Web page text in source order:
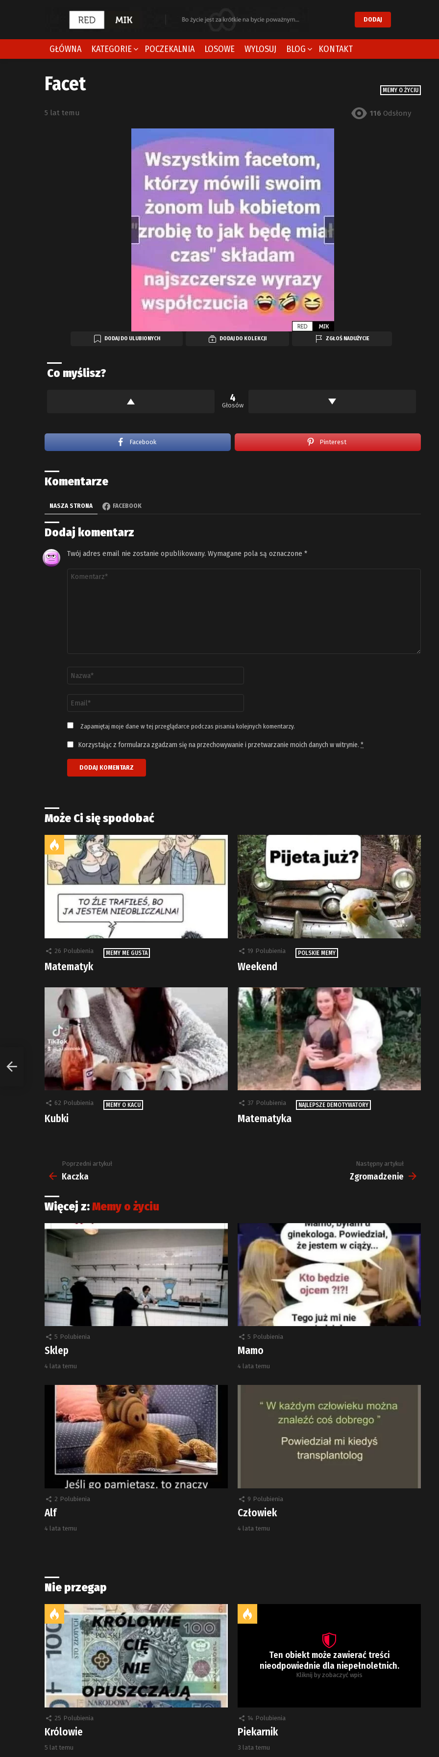
DODAJ
GŁÓWNA KATEGORIE POCZEKALNIA LOSOWE WYLOSUJ BLOG KONTAKT
MEMY O ŻYCIU
Facet
5 lat temu 116 Odsłony
DODAJ DO ULUBIONYCH DODAJ DO KOLEKCJI ZGŁOŚ NADUŻYCIE
Co myślisz?
4
Głosów
Facebook Pinterest
Komentarze
NASZA STRONA FACEBOOK
Dodaj komentarz
Twój adres email nie zostanie opublikowany. Wymagane pola są oznaczone *
Komentarz
email
*
Zapamiętaj moje dane w tej przeglądarce podczas pisania kolejnych komentarzy.
Korzystając z formularza zgadzam się na przechowywanie i przetwarzanie moich danych w witrynie. *
Może Ci się spodobać
26 Polubienia MEMY ME GUSTA
Matematyk
19 Polubienia POLSKIE MEMY
Weekend
62 Polubienia MEMY O KACU
Kubki
37 Polubienia NAJLEPSZE DEMOTYWATORY
Matematyka
Zobacz
więcej
Poprzedni artykuł
Kaczka
Następny artykuł
Zgromadzenie
Więcej z:Memy o życiu
5 Polubienia
Sklep
4 lata temu
5 Polubienia
Mamo
4 lata temu
2 Polubienia
Alf
4 lata temu
9 Polubienia
Człowiek
4 lata temu
Nie przegap
25 Polubienia
Królowie
5 lat temu
Ten obiekt może zawierać treści
nieodpowiednie dla niepełnoletnich.
Kliknij by zobaczyć wpis
14 Polubienia
Piekarnik
3 lata temu